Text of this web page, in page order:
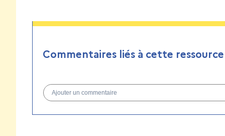
Commentaires liés à cette ressource
Ajouter un commentaire